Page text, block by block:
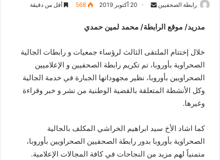
رابطة الصحفيين
n
a
n
e
m
20 أكتوبر 2019 568 أقل من دقيقة
مدريد/ موقع الرابطة/ محمد لمين حمدي
خلال إختتام الملتقى الثالث لرؤساء جمعيات و رابطات الجالية
الصحراوية بأوروبا، تم تكريم رابطة الصحفيين و الإعلاميين
الصحراويين بأوروبا، نظير مجهوداتها الجبارة في خدمة الجالية
وكل الأنشطة المتعلقة بالقضية الوطنية من نشر و خبر وقراءة
وغيرها.
كما اشاد الأخ سيد ابراهيم الخراشي المكلف بالجالية
الصحراوية بأوروبا بدور رابطة الصحفيين الصحراويين بأوروبا،
متمنياً لهم مزيد من النجاحات في كافة المجالات الإعلامية.